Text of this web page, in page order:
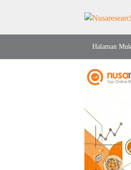
Halaman